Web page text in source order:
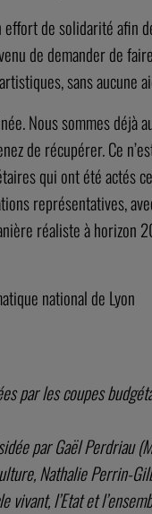
de solidarité
de demander de
sans aucune
Nous sommes déjà
de récupérer. Ce
qui ont été actés
représentatives,
réaliste à horizon
national de Lyon
par les coupes
par Gaël Perdriau
Nathalie Perrin-
vivant, l’Etat et